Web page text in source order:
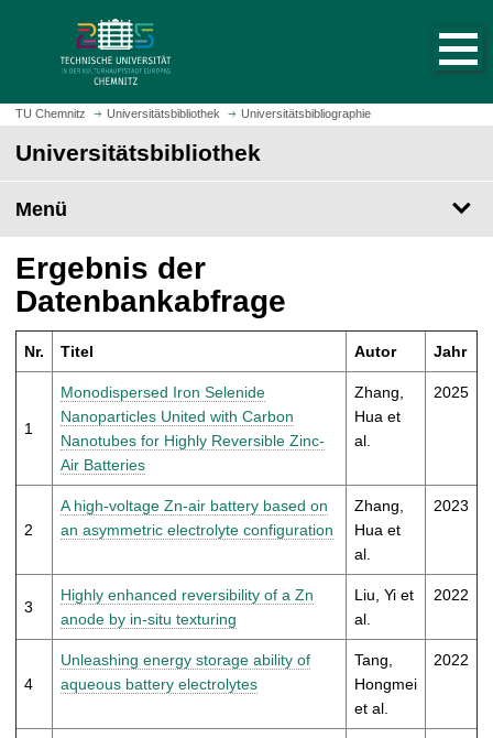
z
m
t
e
i
t
u
f
u
f
TU Chemnitz Universitätsbibliothek Universitätsbibliographie
Universitätsbibliothek
Menü
Ergebnis der
Datenbankabfrage
Nr. Titel Autor Jahr
1
Monodispersed Iron Selenide
Nanoparticles United with Carbon
Nanotubes for Highly Reversible Zinc-
Air Batteries
Zhang,
Hua et
al.
2025
2
A high-voltage Zn-air battery based on
an asymmetric electrolyte configuration
Zhang,
Hua et
al.
2023
3
Highly enhanced reversibility of a Zn
anode by in-situ texturing
Liu, Yi et
al.
2022
4
Unleashing energy storage ability of
aqueous battery electrolytes
Tang,
Hongmei
et al.
2022